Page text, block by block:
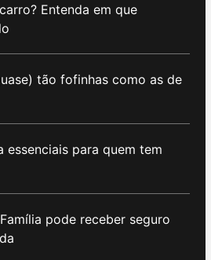
Entenda em que
tão fofinhas como as de
essenciais para quem tem
pode receber seguro